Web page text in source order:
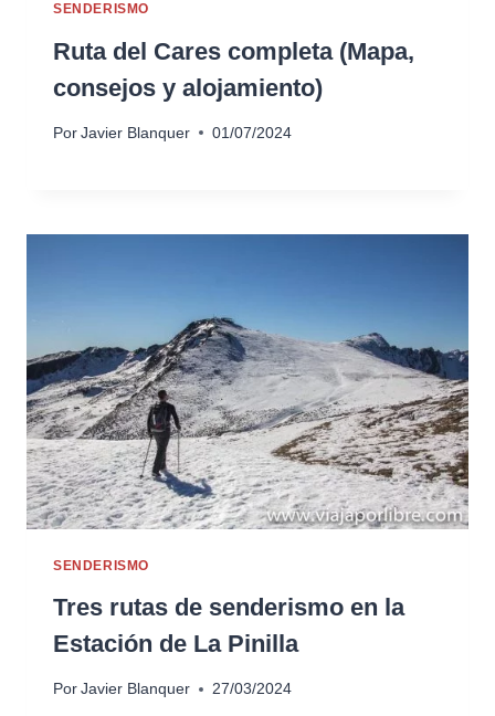
SENDERISMO
Ruta del Cares completa (Mapa,
consejos y alojamiento)
Por Javier Blanquer 01/07/2024
SENDERISMO
Tres rutas de senderismo en la
Estación de La Pinilla
Por Javier Blanquer 27/03/2024